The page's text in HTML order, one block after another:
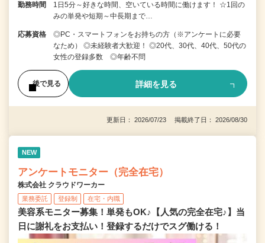
勤務時間
1日5分～好きな時間、空いている時間に働けます！ ☆1回の
みの単発や短期～中長期まで…
応募資格
◎PC・スマートフォンをお持ちの方（※アンケートに必要
なため） ◎未経験者大歓迎！ ◎20代、30代、40代、50代の
女性の登録多数 ◎年齢不問
後で見る 詳細を見る
更新日： 2026/07/23 掲載終了日： 2026/08/30
NEW
アンケートモニター（完全在宅）
株式会社 クラウドワーカー
業務委託 登録制 在宅・内職
美容系モニター募集！単発もOK♪【人気の完全在宅♪】当
日に謝礼をお支払い！登録するだけでスグ働ける！